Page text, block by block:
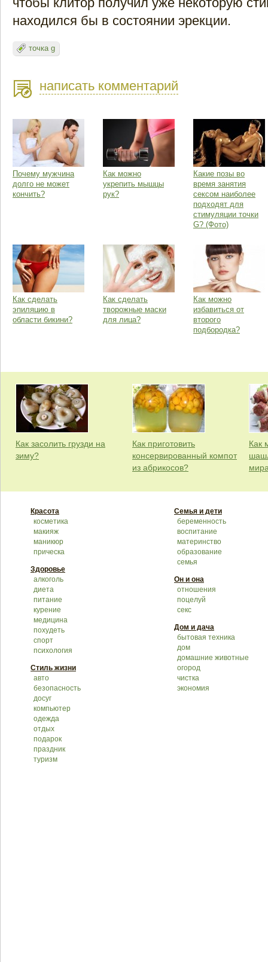
находился бы в состоянии эрекции.
точка g
написать комментарий
Почему мужчина
долго не может
кончить?
Как можно
укрепить мышцы
рук?
Какие позы во
время занятия
сексом наиболее
подходят для
стимуляции точки
G? (Фото)
Как сделать
эпиляцию в
области бикини?
Как сделать
творожные маски
для лица?
Как можно
избавиться от
второго
подбородка?
Как засолить грузди на
зиму?
Как приготовить
консервированный компот
из абрикосов?
Как
Красота
косметика
макияж
маникюр
прическа
Здоровье
алкоголь
диета
питание
курение
медицина
похудеть
спорт
психология
Стиль жизни
авто
безопасность
досуг
компьютер
одежда
отдых
подарок
праздник
туризм
Семья и дети
беременность
воспитание
материнство
образование
семья
Он и она
отношения
поцелуй
секс
Дом и дача
бытовая техника
дом
домашние животные
огород
чистка
экономия